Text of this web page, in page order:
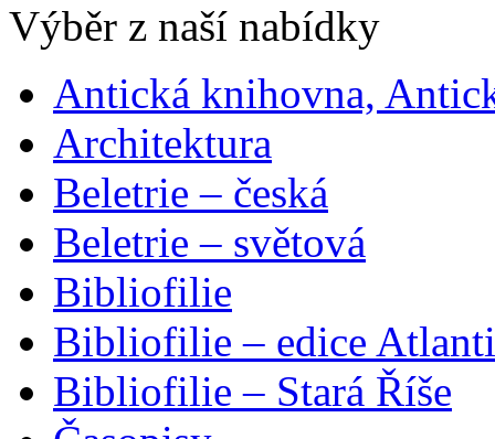
Výběr z naší nabídky
Antická knihovna,
Architektura
Beletrie – česká
Beletrie – světová
Bibliofilie
Bibliofilie – edice
Bibliofilie – Stará Říše